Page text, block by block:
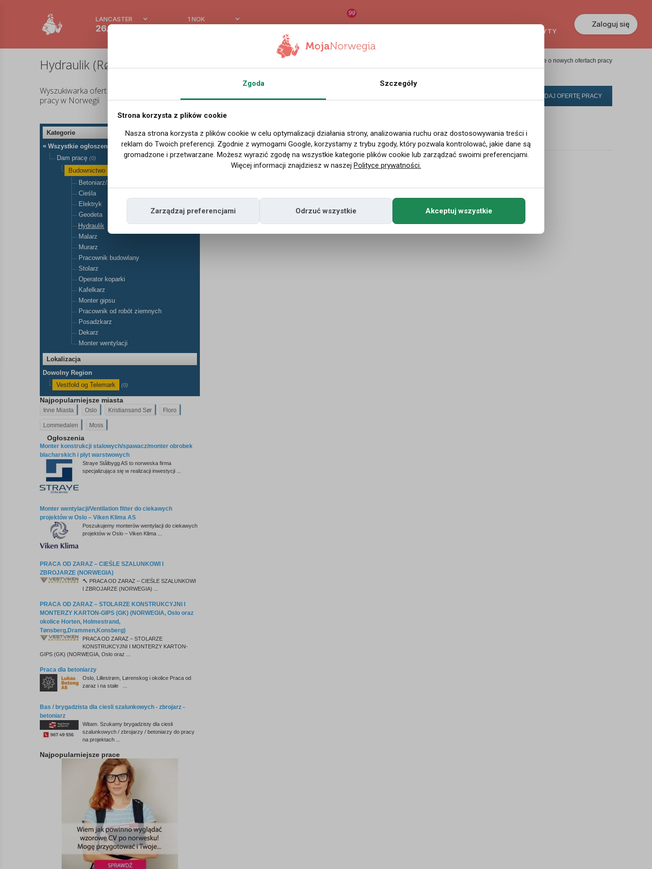
LANCASTER
26.8 °C
1 NOK
99
KREDYTY
Zaloguj się
Hydraulik (Rørlegger) - Oferty pracy w Vestfold og Telemark Norwegia Powiadom mnie o nowych ofertach pracy
Wyszukiwarka ofert
pracy w Norwegii
DODAJ OFERTĘ PRACY
Oferty pracy Budownictwo » Hydraulik
Niestety nie znaleziono ofert pracy dla wyszukiwania ...
Kategorie
« Wszystkie ogłoszenia
Dam pracę (0)
Budownictwo
Betoniarz/Zbrojarz
Cieśla
Elektryk
Geodeta
Hydraulik
Malarz
Murarz
Pracownik budowlany
Stolarz
Operator koparki
Kafelkarz
Monter gipsu
Pracownik od robót ziemnych
Posadzkarz
Dekarz
Monter wentylacji
Lokalizacja
Dowolny Region
Vestfold og Telemark
(0)
Najpopularniejsze miasta
Inne Miasta Oslo Kristiansand Sør Floro
Lommedalen Moss
Ogłoszenia
Monter konstrukcji stalowych/spawacz/monter obrobek
blacharskich i plyt warstwowych
Straye Stålbygg AS to norweska firma
specjalizująca się w realizacji inwestycji ...
Monter wentylacji/Ventilation fitter do ciekawych
projektów w Oslo – Viken Klima AS
Poszukujemy monterów wentylacji do ciekawych
projektów w Oslo – Viken Klima ...
PRACA OD ZARAZ – CIEŚLE SZALUNKOWI I
ZBROJARZE (NORWEGIA)
🔨 PRACA OD ZARAZ – CIEŚLE SZALUNKOWI
I ZBROJARZE (NORWEGIA) ...
PRACA OD ZARAZ – STOLARZE KONSTRUKCYJNI I
MONTERZY KARTON-GIPS (GK) (NORWEGIA, Oslo oraz
okolice Horten, Holmestrand,
Tønsberg,Drammen,Konsberg)
PRACA OD ZARAZ – STOLARZE
KONSTRUKCYJNI I MONTERZY KARTON-
GIPS (GK) (NORWEGIA, Oslo oraz ...
Praca dla betoniarzy
Oslo, Lillestrøm, Lørenskog i okolice Praca od
zaraz i na stałe ...
Bas / brygadzista dla ciesli szalunkowych - zbrojarz -
betoniarz
Witam. Szukamy brygadzisty dla ciesli
szalunkowych / zbrojarzy / betoniarzy do pracy
na projektach ...
Najpopularniejsze prace
Zgoda Szczegóły
Strona korzysta z plików cookie
Nasza strona korzysta z plików cookie w celu optymalizacji działania strony, analizowania ruchu oraz dostosowywania treści i
reklam do Twoich preferencji. Zgodnie z wymogami Google, korzystamy z trybu zgody, który pozwala kontrolować, jakie dane są
gromadzone i przetwarzane. Możesz wyrazić zgodę na wszystkie kategorie plików cookie lub zarządzać swoimi preferencjami.
Więcej informacji znajdziesz w naszej Polityce prywatności.
Zarządzaj preferencjami Odrzuć wszystkie Akceptuj wszystkie